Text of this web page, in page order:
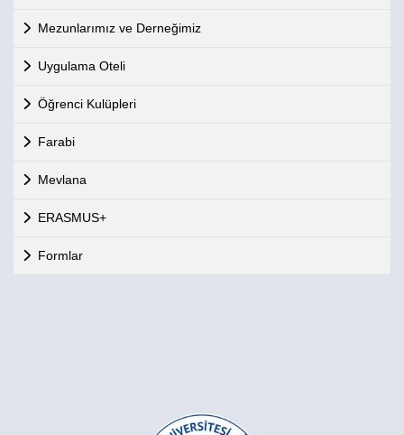
Mezunlarımız ve Derneğimiz
Uygulama Oteli
Öğrenci Kulüpleri
Farabi
Mevlana
ERASMUS+
Formlar